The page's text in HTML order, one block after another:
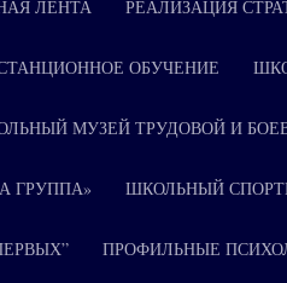
ЛЕНТА РЕАЛИЗАЦИЯ
ОБУЧЕНИЕ
МУЗЕЙ ТРУДОВОЙ И
ГРУППА» ШКОЛЬНЫЙ
ПРОФИЛЬНЫЕ